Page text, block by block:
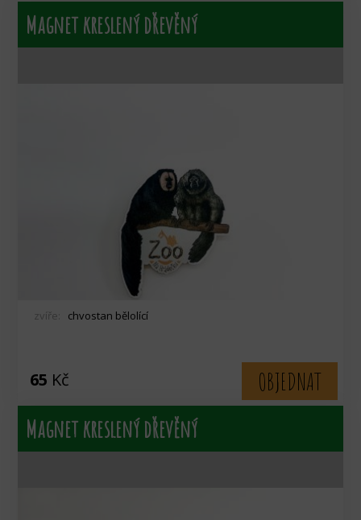
Magnet kreslený dřevěný
zvíře: chvostan bělolící
65 Kč
OBJEDNAT
Magnet kreslený dřevěný